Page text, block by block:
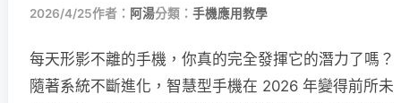
2026/4/25作者： 阿湯分類： 手機應用教學
每天形影不離的手機，你真的完全發揮它的潛力了嗎？
隨著系統不斷進化，智慧型手機在 2026 年變得前所未